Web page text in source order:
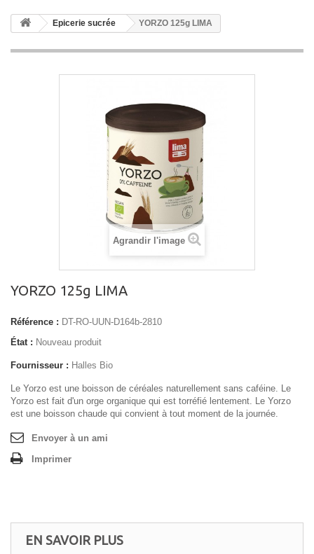
Epicerie sucrée YORZO 125g LIMA
Agrandir l'image
YORZO 125g LIMA
Référence : DT-RO-UUN-D164b-2810
État : Nouveau produit
Fournisseur : Halles Bio
Le Yorzo est une boisson de céréales naturellement sans caféine. Le
Yorzo est fait d'un orge organique qui est torréfié lentement. Le Yorzo
est une boisson chaude qui convient à tout moment de la journée.
Envoyer à un ami
Imprimer
EN SAVOIR PLUS